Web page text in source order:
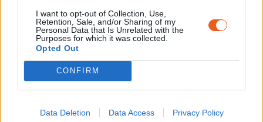
I want to opt-out of Collection, Use,
Retention, Sale, and/or Sharing of my
Personal Data that Is Unrelated with the
Purposes for which it was collected.
Opted Out
CONFIRM
Data Deletion Data Access Privacy Policy
BUTLLETÍINFORMATIU
Per estar sempre informat de les notícies del
Memorial i rebre cada mes la programació.